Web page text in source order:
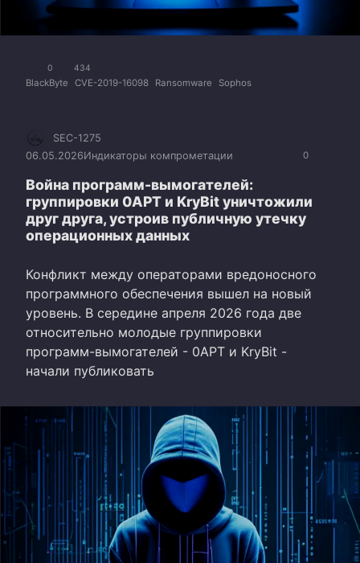
0 434
BlackByte CVE-2019-16098 Ransomware Sophos
0
SEC-1275
06.05.2026Индикаторы компрометации
Война программ-вымогателей:
группировки 0APT и KryBit уничтожили
друг друга, устроив публичную утечку
операционных данных
Конфликт между операторами вредоносного
программного обеспечения вышел на новый
уровень. В середине апреля 2026 года две
относительно молодые группировки
программ-вымогателей - 0APT и KryBit -
начали публиковать